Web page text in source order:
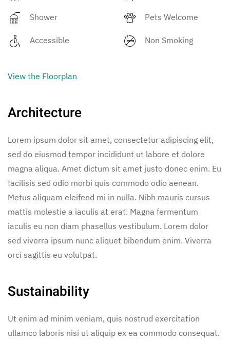
Shower Pets Welcome
Accessible Non Smoking
View the Floorplan
Architecture
Lorem ipsum dolor sit amet, consectetur adipiscing elit,
sed do eiusmod tempor incididunt ut labore et dolore
magna aliqua. Amet dictum sit amet justo donec enim. Eu
facilisis sed odio morbi quis commodo odio aenean.
Metus aliquam eleifend mi in nulla. Nibh mauris cursus
mattis molestie a iaculis at erat. Magna fermentum
iaculis eu non diam phasellus vestibulum. Lorem dolor
sed viverra ipsum nunc aliquet bibendum enim. Viverra
orci sagittis eu volutpat.
Sustainability
Ut enim ad minim veniam, quis nostrud exercitation
ullamco laboris nisi ut aliquip ex ea commodo consequat.